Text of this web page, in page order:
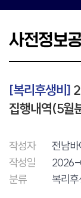
사전정보
[복리후생비]
집행내역(5월
작성자
전남
작성일
분류
복리후